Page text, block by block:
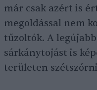
már csak azért is
megoldással nem
tűzoltók. A
sárkánytojást is
területen